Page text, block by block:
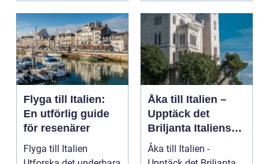
Flyga till Italien:
En utförlig guide
för resenärer
Flyga till Italien
Åka till Italien –
Upptäck det
Briljanta Italienska
Paradiset
Åka till Italien -